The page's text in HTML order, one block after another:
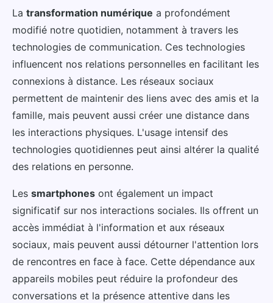
La transformation numérique a profondément
modifié notre quotidien, notamment à travers les
technologies de communication. Ces technologies
influencent nos relations personnelles en facilitant les
connexions à distance. Les réseaux sociaux
permettent de maintenir des liens avec des amis et la
famille, mais peuvent aussi créer une distance dans
les interactions physiques. L'usage intensif des
technologies quotidiennes peut ainsi altérer la qualité
des relations en personne.
Les smartphones ont également un impact
significatif sur nos interactions sociales. Ils offrent un
accès immédiat à l'information et aux réseaux
sociaux, mais peuvent aussi détourner l'attention lors
de rencontres en face à face. Cette dépendance aux
appareils mobiles peut réduire la profondeur des
conversations et la présence attentive dans les